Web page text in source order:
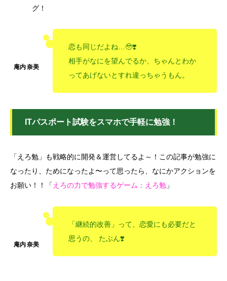
グ！
恋も同じだよね…🥹❣️
相手がなにを望んでるか、ちゃんとわか
ってあげないとすれ違っちゃうもん。
ITパスポート試験をスマホで手軽に勉強！
「えろ勉」も戦略的に開発＆運営してるよ～！この記事が勉強に
なったり、ためになったよ〜って思ったら、なにかアクションを
お願い！！「えろの力で勉強するゲーム：えろ勉 」
「継続的改善」って、恋愛にも必要だと
思うの、 たぶん❣️